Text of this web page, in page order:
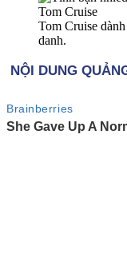
Tom Cruise
danh.